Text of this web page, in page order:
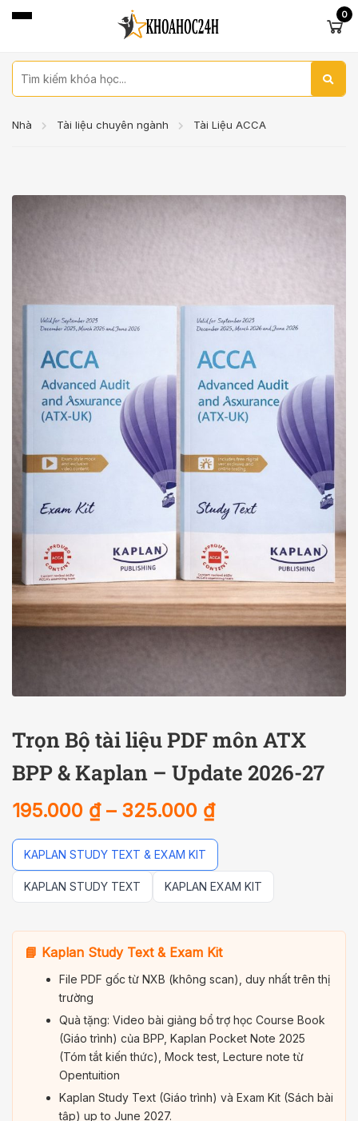
0
Nhà Tài liệu chuyên ngành Tài Liệu ACCA
Trọn Bộ tài liệu PDF môn ATX
BPP & Kaplan – Update 2026-27
195.000 ₫– 325.000 ₫
KAPLAN STUDY TEXT & EXAM KIT
KAPLAN STUDY TEXT KAPLAN EXAM KIT
📘 Kaplan Study Text & Exam Kit
File PDF gốc từ NXB (không scan), duy nhất trên thị
trường
Quà tặng: Video bài giảng bổ trợ học Course Book
(Giáo trình) của BPP, Kaplan Pocket Note 2025
(Tóm tắt kiến thức), Mock test, Lecture note từ
Opentuition
Kaplan Study Text (Giáo trình) và Exam Kit (Sách bài
tập) up to June 2027.